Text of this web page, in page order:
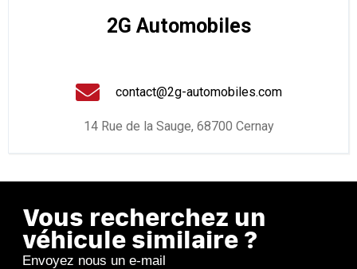
2G Automobiles
contact@2g-automobiles.com
14 Rue de la Sauge, 68700 Cernay
Vous recherchez un
véhicule similaire ?
Envoyez nous un e-mail